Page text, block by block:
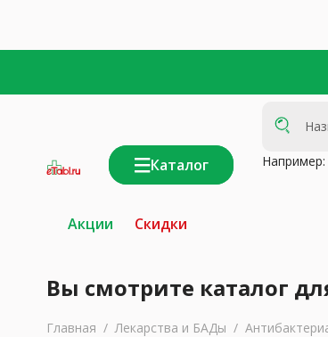
Каталог Например:
Акции Скидки
Вы смотрите каталог
Главная / Лекарства и БАДы /